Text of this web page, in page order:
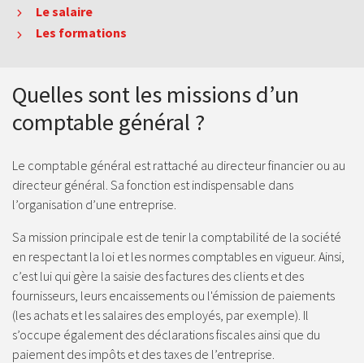
Le salaire
Les formations
Quelles sont les missions d’un
comptable général ?
Le comptable général est rattaché au directeur financier ou au
directeur général. Sa fonction est indispensable dans
l’organisation d’une entreprise.
Sa mission principale est de tenir la comptabilité de la société
en respectant la loi et les normes comptables en vigueur. Ainsi,
c’est lui qui gère la saisie des factures des clients et des
fournisseurs, leurs encaissements ou l'émission de paiements
(les achats et les salaires des employés, par exemple). Il
s’occupe également des déclarations fiscales ainsi que du
paiement des impôts et des taxes de l’entreprise.